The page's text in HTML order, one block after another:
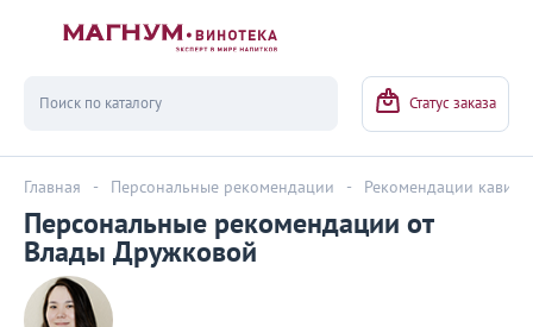
Статус заказа
Главная - Персональные рекомендации - Рекомендации
Персональные рекомендации от
Влады Дружковой